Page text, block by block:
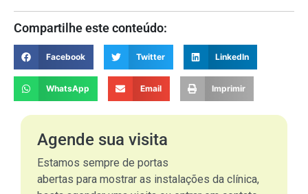
Compartilhe este conteúdo:
Facebook Twitter LinkedIn
WhatsApp Email Imprimir
Agende sua visita
Estamos sempre de portas
abertas para mostrar as instalações da clínica,